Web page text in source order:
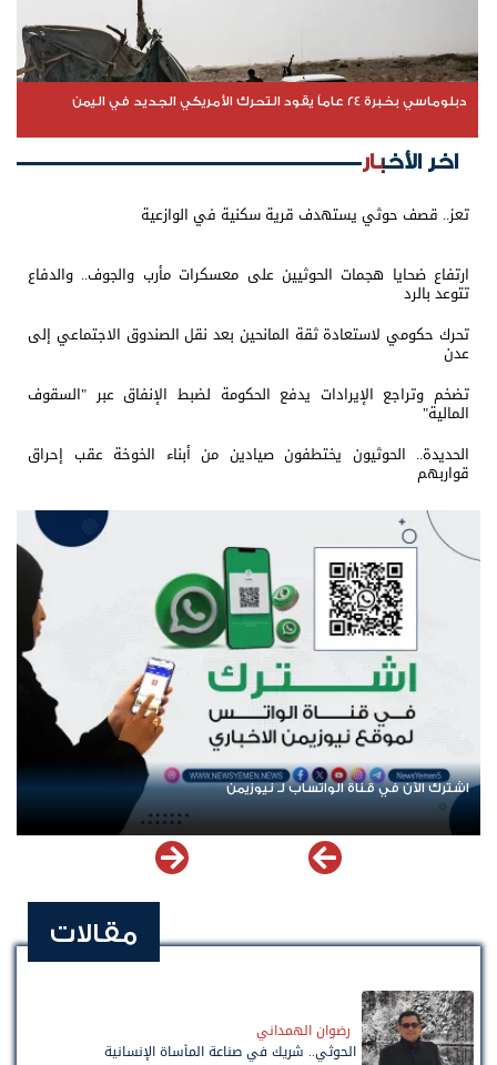
دبلوماسي بخبرة 24 عاماً يقود التحرك الأمريكي الجديد في اليمن
اخر الأخبار
تعز.. قصف حوثي يستهدف قرية سكنية في الوازعية
ارتفاع ضحايا هجمات الحوثيين على معسكرات مأرب والجوف.. والدفاع
تتوعد بالرد
تحرك حكومي لاستعادة ثقة المانحين بعد نقل الصندوق الاجتماعي إلى
عدن
تضخم وتراجع الإيرادات يدفع الحكومة لضبط الإنفاق عبر "السقوف
المالية"
الحديدة.. الحوثيون يختطفون صيادين من أبناء الخوخة عقب إحراق
قواربهم
اشترك الآن في قناة الواتساب لـ نيوزيمن
مقالات
رضوان الهمداني
الحوثي.. شريك في صناعة المأساة الإنسانية